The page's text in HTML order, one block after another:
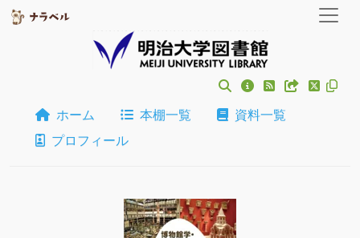
ホーム 本棚一覧
資料一覧
プロフィール